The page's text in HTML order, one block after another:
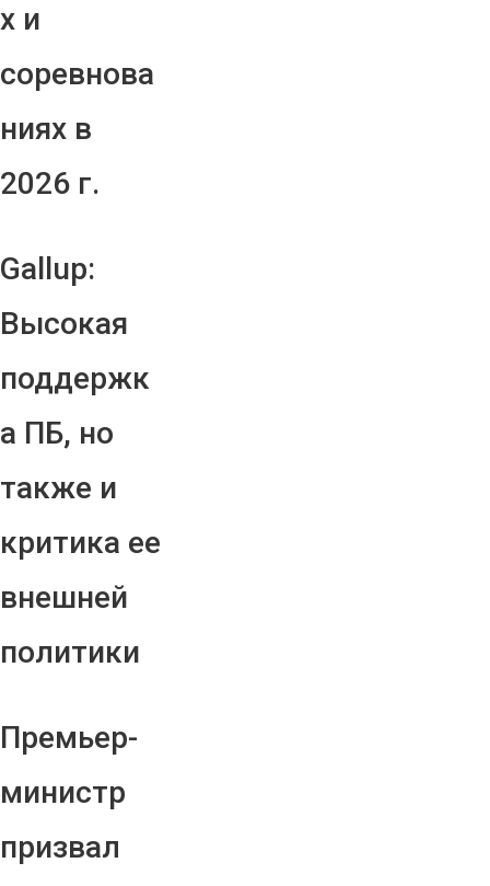
х и
соревнова
ниях в
2026 г.
Gallup:
Высокая
поддержк
а ПБ, но
также и
критика ее
внешней
политики
Премьер-
министр
призвал